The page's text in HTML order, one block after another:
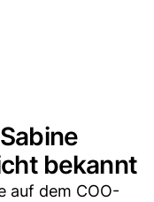
bekannt
auf dem COO-